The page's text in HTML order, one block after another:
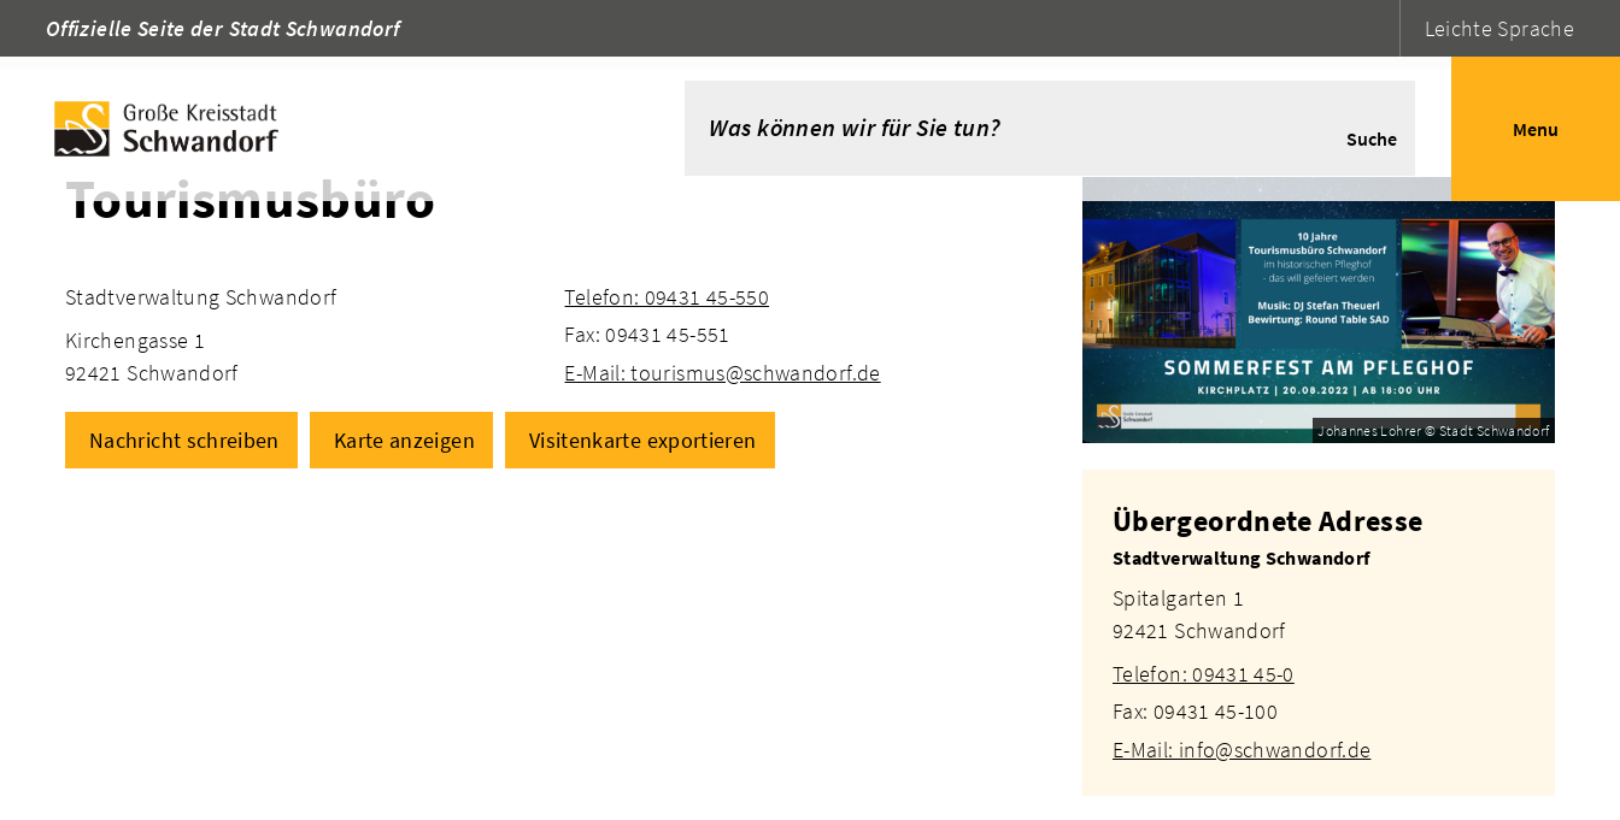
Offizielle Seite der Stadt Schwandorf Leichte Sprache
Suche Menu
Startseite Adressen
Tourismusbüro
Stadtverwaltung Schwandorf
Kirchengasse 1
92421 Schwandorf
Telefon: 09431 45-550
Fax: 09431 45-551
E-Mail: tourismus@schwandorf.de
Nachricht schreiben Karte anzeigen Visitenkarte exportieren Johannes Lohrer © Stadt Schwandorf
Übergeordnete Adresse
Stadtverwaltung Schwandorf
Spitalgarten 1
92421 Schwandorf
Telefon: 09431 45-0
Fax: 09431 45-100
E-Mail: info@schwandorf.de